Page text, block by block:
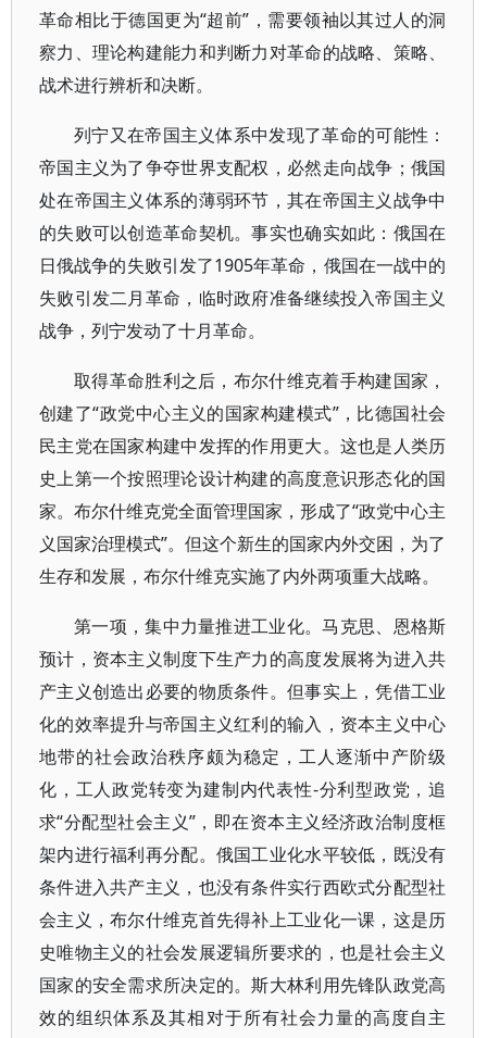
革命相比于德国更为“超前”，需要领袖以其过人的洞
察力、理论构建能力和判断力对革命的战略、策略、
战术进行辨析和决断。
列宁又在帝国主义体系中发现了革命的可能性：
帝国主义为了争夺世界支配权，必然走向战争；俄国
处在帝国主义体系的薄弱环节，其在帝国主义战争中
的失败可以创造革命契机。事实也确实如此：俄国在
日俄战争的失败引发了1905年革命，俄国在一战中的
失败引发二月革命，临时政府准备继续投入帝国主义
战争，列宁发动了十月革命。
取得革命胜利之后，布尔什维克着手构建国家，
创建了“政党中心主义的国家构建模式”，比德国社会
民主党在国家构建中发挥的作用更大。这也是人类历
史上第一个按照理论设计构建的高度意识形态化的国
家。布尔什维克党全面管理国家，形成了“政党中心主
义国家治理模式”。但这个新生的国家内外交困，为了
生存和发展，布尔什维克实施了内外两项重大战略。
第一项，集中力量推进工业化。马克思、恩格斯
预计，资本主义制度下生产力的高度发展将为进入共
产主义创造出必要的物质条件。但事实上，凭借工业
化的效率提升与帝国主义红利的输入，资本主义中心
地带的社会政治秩序颇为稳定，工人逐渐中产阶级
化，工人政党转变为建制内代表性-分利型政党，追
求“分配型社会主义”，即在资本主义经济政治制度框
架内进行福利再分配。俄国工业化水平较低，既没有
条件进入共产主义，也没有条件实行西欧式分配型社
会主义，布尔什维克首先得补上工业化一课，这是历
史唯物主义的社会发展逻辑所要求的，也是社会主义
国家的安全需求所决定的。斯大林利用先锋队政党高
效的组织体系及其相对于所有社会力量的高度自主